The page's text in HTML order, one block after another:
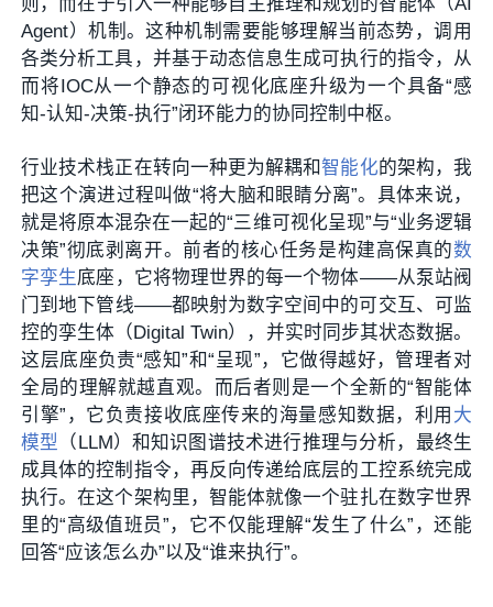
Agent）机制。这种机制需要能够理解当前态势，调用
各类分析工具，并基于动态信息生成可执行的指令，从
而将IOC从一个静态的可视化底座升级为一个具备“感
知-认知-决策-执行”闭环能力的协同控制中枢。
行业技术栈正在转向一种更为解耦和智能化的架构，我
把这个演进过程叫做“将大脑和眼睛分离”。具体来说，
就是将原本混杂在一起的“三维可视化呈现”与“业务逻辑
决策”彻底剥离开。前者的核心任务是构建高保真的数
字孪生底座，它将物理世界的每一个物体——从泵站阀
门到地下管线——都映射为数字空间中的可交互、可监
控的孪生体（Digital Twin），并实时同步其状态数据。
这层底座负责“感知”和“呈现”，它做得越好，管理者对
全局的理解就越直观。而后者则是一个全新的“智能体
引擎”，它负责接收底座传来的海量感知数据，利用 大
模型
（LLM）和知识图谱技术进行推理与分析，最终生
成具体的控制指令，再反向传递给底层的工控系统完成
执行。在这个架构里，智能体就像一个驻扎在数字世界
里的“高级值班员”，它不仅能理解“发生了什么”，还能
回答“应该怎么办”以及“谁来执行”。